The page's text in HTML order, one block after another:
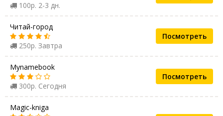
100р. 2-3 дн.
Читай-город
250р. Завтра
Посмотреть
Mynamebook
300р. Сегодня
Посмотреть
Magic-kniga